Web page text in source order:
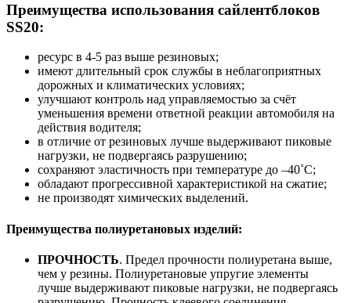
Преимущества использования сайлентблоков
SS20:
ресурс в 4-5 раз выше резиновых;
имеют длительный срок службы в неблагоприятных
дорожных и климатических условиях;
улучшают контроль над управляемостью за счёт
уменьшения времени ответной реакции автомобиля на
действия водителя;
в отличие от резиновых лучше выдерживают пиковые
нагрузки, не подвергаясь разрушению;
сохраняют эластичность при температуре до –40˚С;
обладают прогрессивной характеристикой на сжатие;
не производят химических выделений.
Преимущества полиуретановых изделий:
ПРОЧНОСТЬ. Предел прочности полиуретана выше,
чем у резины. Полиуретановые упругие элементы
лучше выдерживают пиковые нагрузки, не подвергаясь